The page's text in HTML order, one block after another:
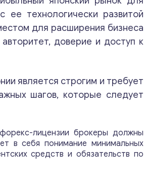
технологически развитой
для расширения бизнеса
доверие и доступ к
является строгим и требует
шагов, которые следует
лицензии брокеры должны
в себя понимание минимальных
средств и обязательств по